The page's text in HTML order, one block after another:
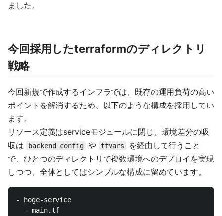
ました。
今回採用したterraformのディレクトリ
戦略
今回新規で作成するインフラでは、既存の運用負荷の高い
ポイントを解消するため、以下のような構成を採用してい
ます。
リソース定義はserviceモジュールに閉じ、環境差分の吸
収は
backend config や tfvars
を経由して行うこと
で、ひとつのディレクトリで複数環境へのデプロイを実現
しつつ、全体としてはシンプルな構成に留めています。
- hoge-service
  - main.tf